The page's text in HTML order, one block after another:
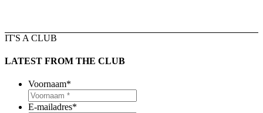
IT'S A CLUB
LATEST FROM THE CLUB
Voornaam*
E-mailadres*